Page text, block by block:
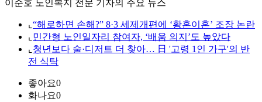
이준호 노인복지 전문 기자의 주요 뉴스
⌞ “해로하면 손해?” 8·3 세제개편에 ‘황혼이혼’ 조장 논란
⌞ 민간형 노인일자리 참여자, ‘배움 의지’도 높았다
⌞ 청년보다 술·디저트 더 찾아… 日 '고령 1인 가구'의 반
전 식탁
좋아요0
화나요0